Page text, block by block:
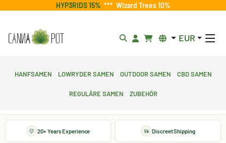
HYP3RIDS 15% *** Wizard Trees 10%
EUR
Hanfsamen Lowryder Samen Outdoor Samen CBD Samen
Reguläre Samen Zubehör
20+ Years Experience Discreet Shipping